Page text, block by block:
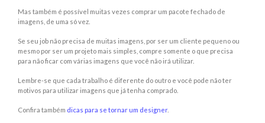
Mas também é possível muitas vezes comprar um pacote fechado de
imagens, de uma só vez.
Se seu job não precisa de muitas imagens, por ser um cliente pequeno ou
mesmo por ser um projeto mais simples, compre somente o que precisa
para não ficar com várias imagens que você não irá utilizar.
Lembre-se que cada trabalho é diferente do outro e você pode não ter
motivos para utilizar imagens que já tenha comprado.
Confira também dicas para se tornar um designer.